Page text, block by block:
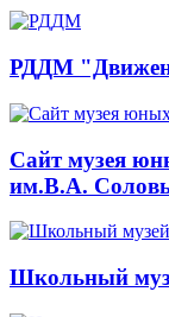
РДДМ
Сайт музея
им.В.А.
Школьный